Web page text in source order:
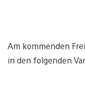
Am kommenden
in den folgenden